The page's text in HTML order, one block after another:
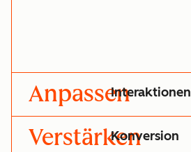
AnpassenInteraktionen
VerstärkenKonversion